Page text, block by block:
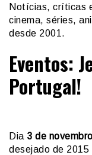
Notícias, críticas
cinema, séries,
desde 2001.
Eventos:
Portugal!
Dia 3 de novembro
desejado de